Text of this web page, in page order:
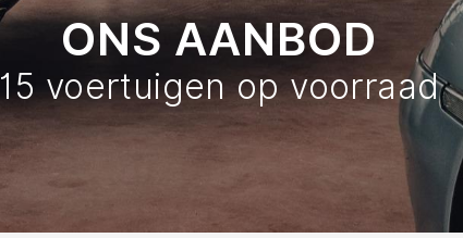
ONS AANBOD
15 voertuigen op voorraad